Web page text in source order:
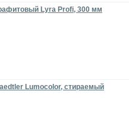
Lyra Profi, 300 мм
Lumocolor, стираемый